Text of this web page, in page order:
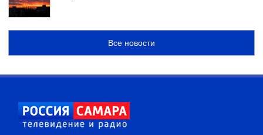
Все новости